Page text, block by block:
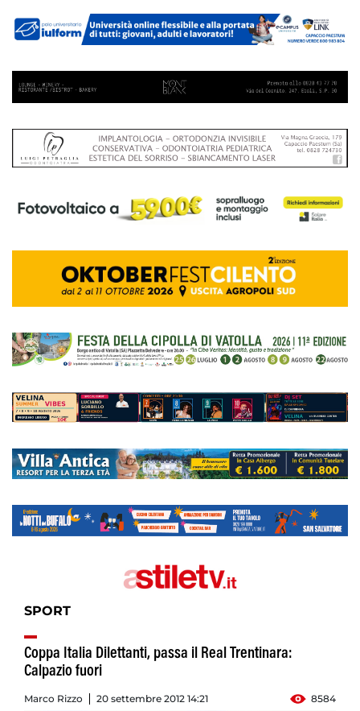
SPORT
Coppa Italia Dilettanti, passa il Real Trentinara:
Calpazio fuori
Marco Rizzo 20 settembre 2012 14:21 8584